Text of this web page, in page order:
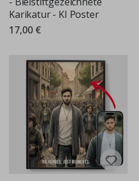
Karikatur - KI Poster
17,00 €